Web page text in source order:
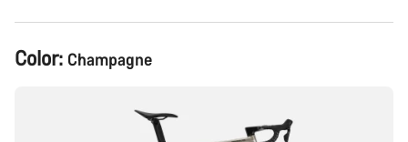
Configuración
del
Color: Champagne